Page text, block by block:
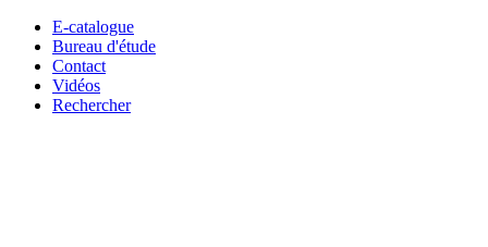
E-catalogue
Bureau d'étude
Contact
Vidéos
Rechercher